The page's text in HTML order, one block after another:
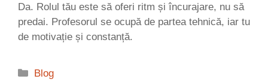
Da. Rolul tău este să oferi ritm și încurajare, nu să
predai. Profesorul se ocupă de partea tehnică, iar tu
de motivație și constanță.
Categorii
Blog